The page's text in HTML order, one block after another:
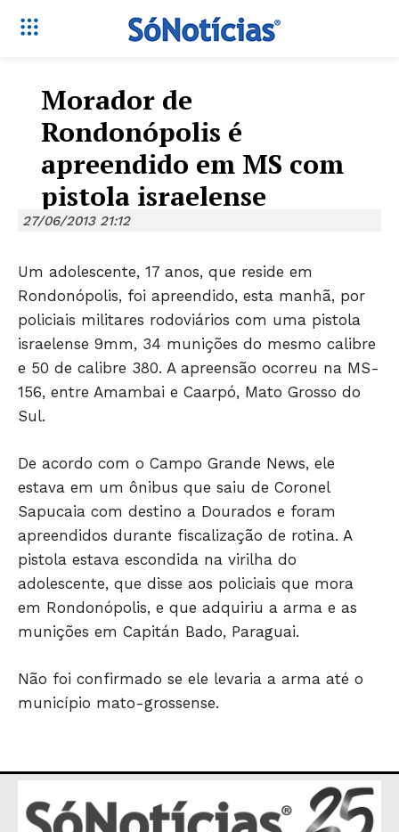
Só Notícias
JUNTE-SE NO WHATSAPP
POLÍTICA
ESPORTES
Morador de
Rondonópolis é
apreendido em MS com
pistola israelense
27/06/2013 21:12
Um adolescente, 17 anos, que reside em
Rondonópolis, foi apreendido, esta manhã, por
policiais militares rodoviários com uma pistola
israelense 9mm, 34 munições do mesmo calibre
e 50 de calibre 380. A apreensão ocorreu na MS-
156, entre Amambai e Caarpó, Mato Grosso do
Sul.
De acordo com o Campo Grande News, ele
estava em um ônibus que saiu de Coronel
Sapucaia com destino a Dourados e foram
apreendidos durante fiscalização de rotina. A
pistola estava escondida na virilha do
adolescente, que disse aos policiais que mora
em Rondonópolis, e que adquiriu a arma e as
munições em Capitán Bado, Paraguai.
Não foi confirmado se ele levaria a arma até o
município mato-grossense.